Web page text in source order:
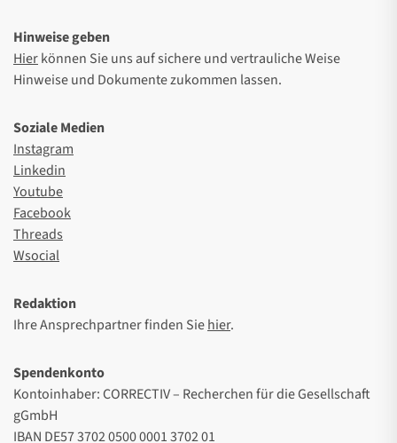
Hinweise geben
Hierkönnen Sie uns auf sichere und vertrauliche Weise
Hinweise und Dokumente zukommen lassen.
Soziale Medien
Instagram
Linkedin
Youtube
Facebook
Threads
Wsocial
Redaktion
Ihre Ansprechpartner finden Siehier.
Spendenkonto
Kontoinhaber: CORRECTIV – Recherchen für die Gesellschaft
gGmbH
IBAN DE57 3702 0500 0001 3702 01